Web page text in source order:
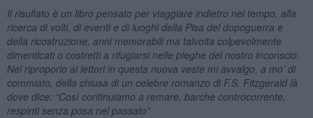
Il risultato è un libro pensato per viaggiare indietro nel tempo, alla
ricerca di volti, di eventi e di luoghi della Pisa del dopoguerra e
della ricostruzione, anni memorabili ma talvolta colpevolmente
dimenticati o costretti a rifugiarsi nelle pieghe del nostro inconscio.
Nel riproporlo ai lettori in questa nuova veste mi avvalgo, a mo’ di
commiato, della chiusa di un celebre romanzo di F.S. Fitzgerald là
dove dice: “Così continuiamo a remare, barche controcorrente,
respinti senza posa nel passato”